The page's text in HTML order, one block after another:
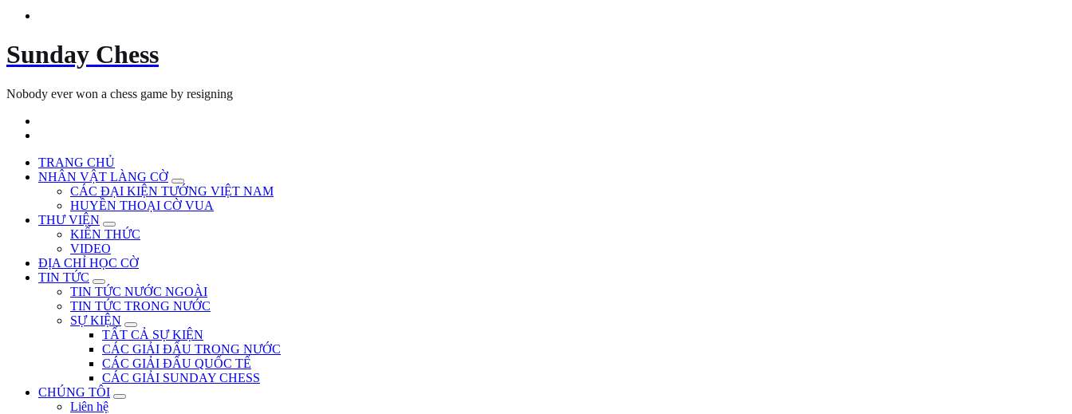
Sunday Chess
Nobody ever won a chess game by resigning
TRANG CHỦ
NHÂN VẬT LÀNG CỜ
CÁC ĐẠI KIỆN TƯỚNG VIỆT NAM
HUYỀN THOẠI CỜ VUA
THƯ VIỆN
KIẾN THỨC
VIDEO
ĐỊA CHỈ HỌC CỜ
TIN TỨC
TIN TỨC NƯỚC NGOÀI
TIN TỨC TRONG NƯỚC
SỰ KIỆN
TẤT CẢ SỰ KIỆN
CÁC GIẢI ĐẤU TRONG NƯỚC
CÁC GIẢI ĐẤU QUỐC TẾ
CÁC GIẢI SUNDAY CHESS
CHÚNG TÔI
Liên hệ